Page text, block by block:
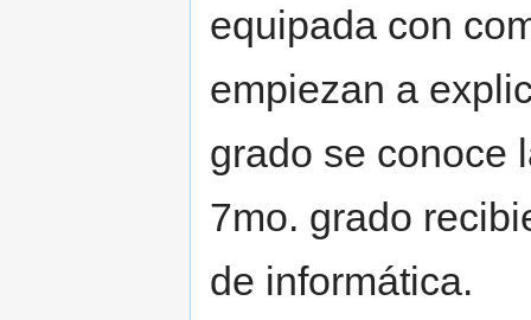
equipada con
empiezan a
grado se conoce
7mo. grado
de informática.